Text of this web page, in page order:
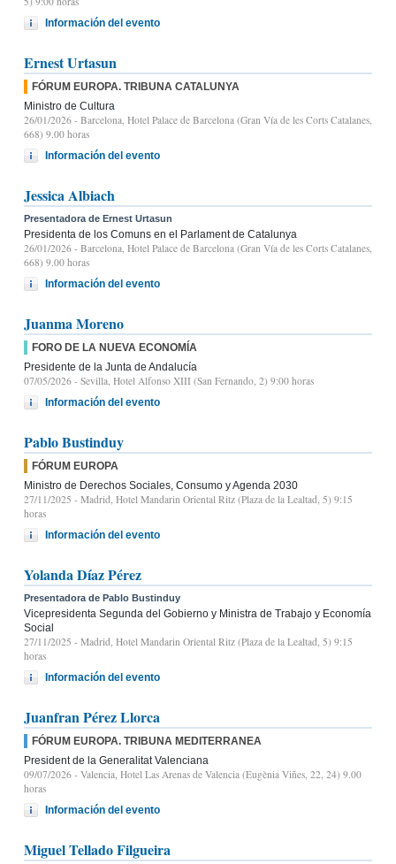
Información del evento
Ernest Urtasun
FÓRUM EUROPA. TRIBUNA CATALUNYA
Ministro de Cultura
26/01/2026 - Barcelona, Hotel Palace de Barcelona (Gran Vía de les Corts Catalanes,
668) 9.00 horas
Información del evento
Jessica Albiach
Presentadora de Ernest Urtasun
Presidenta de los Comuns en el Parlament de Catalunya
26/01/2026 - Barcelona, Hotel Palace de Barcelona (Gran Vía de les Corts Catalanes,
668) 9.00 horas
Información del evento
Juanma Moreno
FORO DE LA NUEVA ECONOMÍA
Presidente de la Junta de Andalucía
07/05/2026 - Sevilla, Hotel Alfonso XIII (San Fernando, 2) 9:00 horas
Información del evento
Pablo Bustinduy
FÓRUM EUROPA
Ministro de Derechos Sociales, Consumo y Agenda 2030
27/11/2025 - Madrid, Hotel Mandarin Oriental Ritz (Plaza de la Lealtad, 5) 9:15
horas
Información del evento
Yolanda Díaz Pérez
Presentadora de Pablo Bustinduy
Vicepresidenta Segunda del Gobierno y Ministra de Trabajo y Economía
Social
27/11/2025 - Madrid, Hotel Mandarin Oriental Ritz (Plaza de la Lealtad, 5) 9:15
horas
Información del evento
Juanfran Pérez Llorca
FÓRUM EUROPA. TRIBUNA MEDITERRANEA
President de la Generalitat Valenciana
09/07/2026 - Valencia, Hotel Las Arenas de Valencia (Eugènia Viñes, 22, 24) 9.00
horas
Información del evento
Miguel Tellado Filgueira